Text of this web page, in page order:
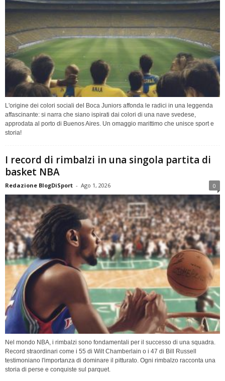
L'origine dei colori sociali del Boca Juniors affonda le radici in una leggenda
affascinante: si narra che siano ispirati dai colori di una nave svedese,
approdata al porto di Buenos Aires. Un omaggio marittimo che unisce sport e
storia!
I record di rimbalzi in una singola partita di
basket NBA
Redazione BlogDiSport - Ago 1, 2026 0
Nel mondo NBA, i rimbalzi sono fondamentali per il successo di una squadra.
Record straordinari come i 55 di Wilt Chamberlain o i 47 di Bill Russell
testimoniano l'importanza di dominare il pitturato. Ogni rimbalzo racconta una
storia di perse e conquiste sul parquet.